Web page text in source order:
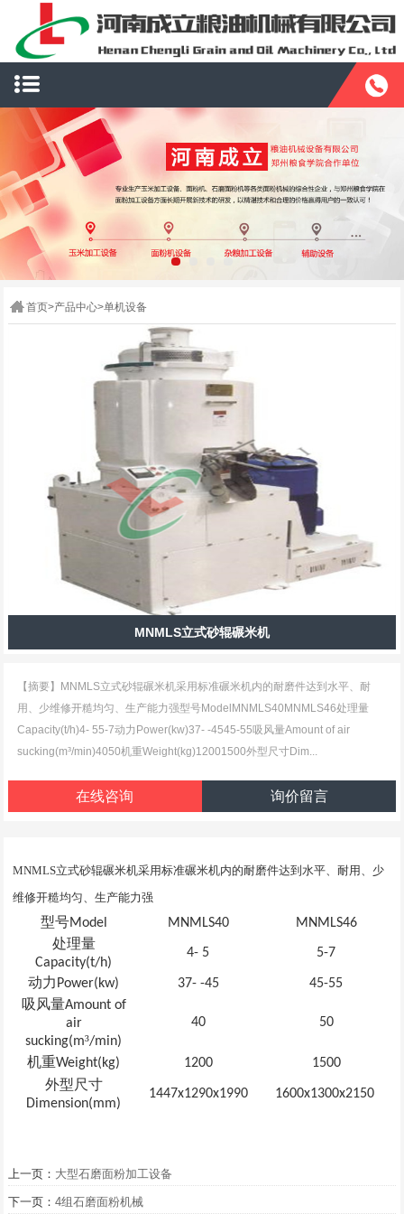
首页>产品中心>单机设备
MNMLS立式砂辊碾米机
【摘要】MNMLS立式砂辊碾米机采用标准碾米机内的耐磨件达到水平、耐
用、少维修开糙均匀、生产能力强型号ModelMNMLS40MNMLS46处理量
Capacity(t/h)4- 55-7动力Power(kw)37- -4545-55吸风量Amount of air
sucking(m³/min)4050机重Weight(kg)12001500外型尺寸Dim...
在线咨询 询价留言
MNMLS立式砂辊碾米机采用标准碾米机内的耐磨件达到水平、耐用、少
维修开糙均匀、生产能力强
型号Model MNMLS40 MNMLS46
处理量
Capacity(t/h)
4- 5 5-7
动力 Power(kw) 37- -45 45-55
吸风量Amount of
air
sucking(m³/min)
40 50
机重Weight(kg) 1200 1500
外型尺寸
Dimension(mm)
1447x1290x1990 1600x1300x2150
上一页： 大型石磨面粉加工设备
下一页： 4组石磨面粉机械